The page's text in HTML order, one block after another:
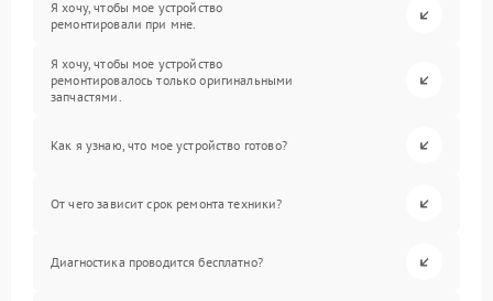
Я хочу, чтобы мое устройство
ремонтировали при мне.
Я хочу, чтобы мое устройство
ремонтировалось только оригинальными
запчастями.
Как я узнаю, что мое устройство готово?
От чего зависит срок ремонта техники?
Диагностика проводится бесплатно?